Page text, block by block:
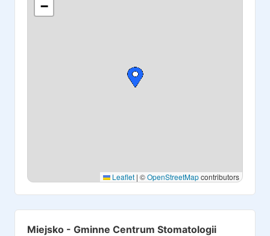
−
Leaflet | ©OpenStreetMapcontributors
Miejsko - Gminne Centrum Stomatologii